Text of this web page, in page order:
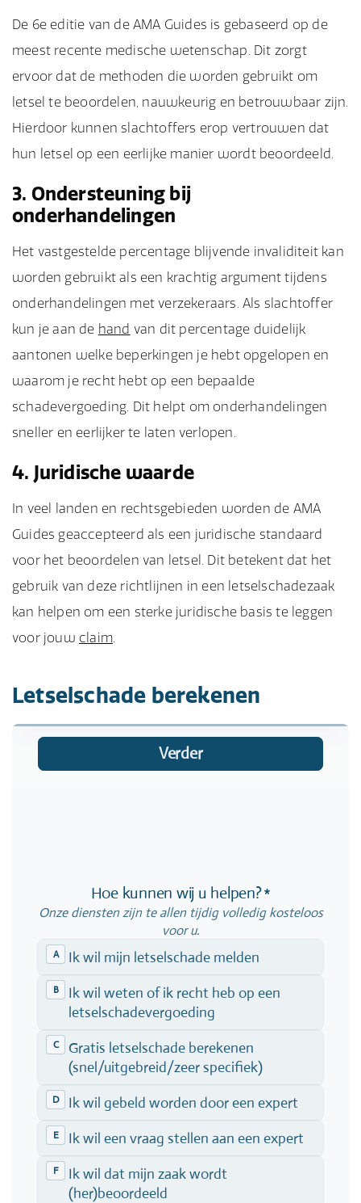
De 6e editie van de AMA Guides is gebaseerd op de
meest recente medische wetenschap. Dit zorgt
ervoor dat de methoden die worden gebruikt om
letsel te beoordelen, nauwkeurig en betrouwbaar zijn.
Hierdoor kunnen slachtoffers erop vertrouwen dat
hun letsel op een eerlijke manier wordt beoordeeld.
3. Ondersteuning bij
onderhandelingen
Het vastgestelde percentage blijvende invaliditeit kan
worden gebruikt als een krachtig argument tijdens
onderhandelingen met verzekeraars. Als slachtoffer
kun je aan de hand van dit percentage duidelijk
aantonen welke beperkingen je hebt opgelopen en
waarom je recht hebt op een bepaalde
schadevergoeding. Dit helpt om onderhandelingen
sneller en eerlijker te laten verlopen.
4. Juridische waarde
In veel landen en rechtsgebieden worden de AMA
Guides geaccepteerd als een juridische standaard
voor het beoordelen van letsel. Dit betekent dat het
gebruik van deze richtlijnen in een letselschadezaak
kan helpen om een sterke juridische basis te leggen
voor jouw claim.
Letselschade berekenen